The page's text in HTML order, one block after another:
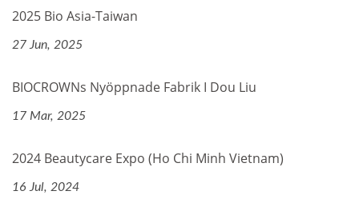
2025 Bio Asia-Taiwan
27 Jun, 2025
BIOCROWNs Nyöppnade Fabrik I Dou Liu
17 Mar, 2025
2024 Beautycare Expo (Ho Chi Minh Vietnam)
16 Jul, 2024